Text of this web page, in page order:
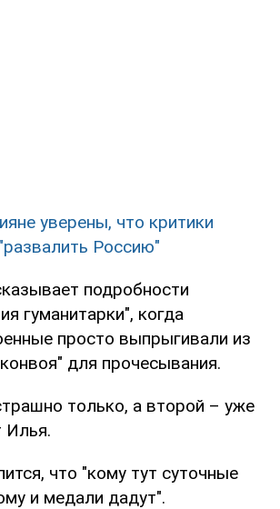
уверены, что критики
Россию"
подробности
гуманитарки", когда
просто выпрыгивали из
для прочесывания.
только, а второй – уже
Илья.
что "кому тут суточные
и медали дадут".